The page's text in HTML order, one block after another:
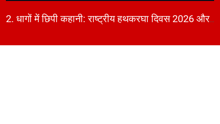
| 2. धागों में छिपी कहानी: राष्ट्रीय हथकरघा दिवस 2026 और भारत की बुनाई विरासत | KhabarForYou